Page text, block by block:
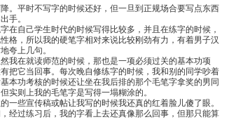
。平时不写字的时候还好，但一旦到正规场合要写点东西
手。
在自己学生时代的时候写得比较多，并且在练字的时候，
格，所以我的硬笔字相对来说比较刚劲有力，有着男子汉
夸上几句。
我在就读师范的时候，那也是一项必须过关的基本功项
把它当回事。每次晚自修练字的时候，我和别的同学吵着
本功考核的时候还让坐在我后排的那个毛笔字拿奖的男同
实则上我的毛笔字是写得一塌糊涂的。
一些宣传稿或帖让我写的时候我还真的红着脸儿傻了眼。
经过练习后，我的字看上去还真像那么回事，但那只能算